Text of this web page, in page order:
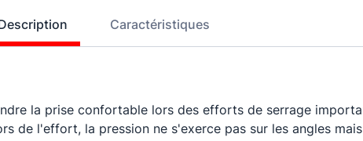
Caractéristiques
la prise confortable lors des efforts de serrage
de l'effort, la pression ne s'exerce pas sur les angles